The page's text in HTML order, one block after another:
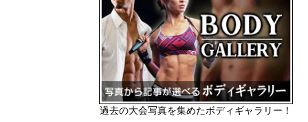
過去の大会写真を集めたボディギャラリー！